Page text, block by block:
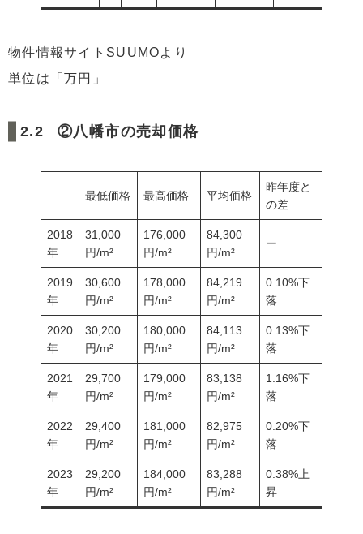
物件情報サイトSUUMOより
単位は「万円」
②八幡市の売却価格
最低価格 最高価格 平均価格
昨年度と
の差
2018
年
31,000
円/m²
176,000
円/m²
84,300
円/m²
ー
2019
年
30,600
円/m²
178,000
円/m²
84,219
円/m²
0.10%下
落
2020
年
30,200
円/m²
180,000
円/m²
84,113
円/m²
0.13%下
落
2021
年
29,700
円/m²
179,000
円/m²
83,138
円/m²
1.16%下
落
2022
年
29,400
円/m²
181,000
円/m²
82,975
円/m²
0.20%下
落
2023
年
29,200
円/m²
184,000
円/m²
83,288
円/m²
0.38%上
昇